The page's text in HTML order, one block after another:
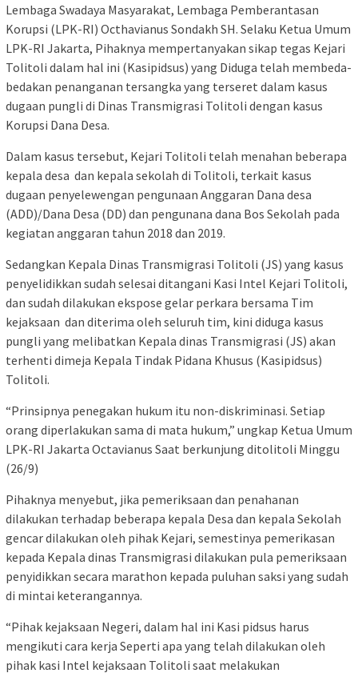
Lembaga Swadaya Masyarakat, Lembaga Pemberantasan
Korupsi (LPK-RI) Octhavianus Sondakh SH. Selaku Ketua Umum
LPK-RI Jakarta, Pihaknya mempertanyakan sikap tegas Kejari
Tolitoli dalam hal ini (Kasipidsus) yang Diduga telah membeda-
bedakan penanganan tersangka yang terseret dalam kasus
dugaan pungli di Dinas Transmigrasi Tolitoli dengan kasus
Korupsi Dana Desa.
Dalam kasus tersebut, Kejari Tolitoli telah menahan beberapa
kepala desa dan kepala sekolah di Tolitoli, terkait kasus
dugaan penyelewengan pengunaan Anggaran Dana desa
(ADD)/Dana Desa (DD) dan pengunana dana Bos Sekolah pada
kegiatan anggaran tahun 2018 dan 2019.
Sedangkan Kepala Dinas Transmigrasi Tolitoli (JS) yang kasus
penyelidikkan sudah selesai ditangani Kasi Intel Kejari Tolitoli,
dan sudah dilakukan ekspose gelar perkara bersama Tim
kejaksaan dan diterima oleh seluruh tim, kini diduga kasus
pungli yang melibatkan Kepala dinas Transmigrasi (JS) akan
terhenti dimeja Kepala Tindak Pidana Khusus (Kasipidsus)
Tolitoli.
“Prinsipnya penegakan hukum itu non-diskriminasi. Setiap
orang diperlakukan sama di mata hukum,” ungkap Ketua Umum
LPK-RI Jakarta Octavianus Saat berkunjung ditolitoli Minggu
(26/9)
Pihaknya menyebut, jika pemeriksaan dan penahanan
dilakukan terhadap beberapa kepala Desa dan kepala Sekolah
gencar dilakukan oleh pihak Kejari, semestinya pemerikasan
kepada Kepala dinas Transmigrasi dilakukan pula pemeriksaan
penyidikkan secara marathon kepada puluhan saksi yang sudah
di mintai keterangannya.
“Pihak kejaksaan Negeri, dalam hal ini Kasi pidsus harus
mengikuti cara kerja Seperti apa yang telah dilakukan oleh
pihak kasi Intel kejaksaan Tolitoli saat melakukan